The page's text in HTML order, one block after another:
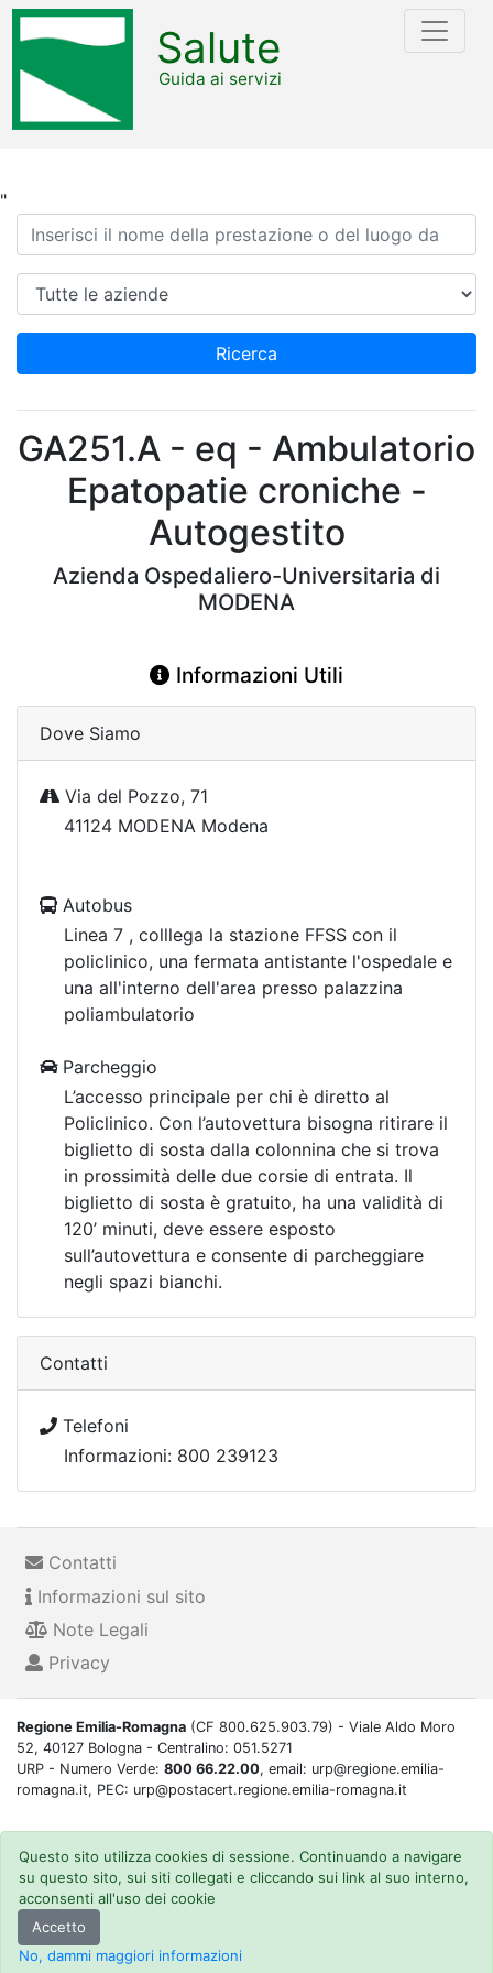
"
Salute
Guida ai servizi
Ricerca
Azienda
Ricerca
GA251.A - eq - Ambulatorio
Epatopatie croniche -
Autogestito
Azienda Ospedaliero-Universitaria di
MODENA
Informazioni Utili
Dove Siamo
Via del Pozzo, 71
41124 MODENA Modena
Autobus
Linea 7 , colllega la stazione FFSS con il
policlinico, una fermata antistante l'ospedale e
una all'interno dell'area presso palazzina
poliambulatorio
Parcheggio
L’accesso principale per chi è diretto al
Policlinico. Con l’autovettura bisogna ritirare il
biglietto di sosta dalla colonnina che si trova
in prossimità delle due corsie di entrata. Il
biglietto di sosta è gratuito, ha una validità di
120’ minuti, deve essere esposto
sull’autovettura e consente di parcheggiare
negli spazi bianchi.
Contatti
Telefoni
Informazioni: 800 239123
Contatti
Informazioni sul sito
Note Legali
Privacy
Regione Emilia-Romagna (CF 800.625.903.79) - Viale Aldo Moro
52, 40127 Bologna - Centralino: 051.5271
URP - Numero Verde: 800 66.22.00, email: urp@regione.emilia-
romagna.it, PEC: urp@postacert.regione.emilia-romagna.it
Questo sito utilizza cookies di sessione. Continuando a navigare
su questo sito, sui siti collegati e cliccando sui link al suo interno,
acconsenti all'uso dei cookie
Accetto
No, dammi maggiori informazioni